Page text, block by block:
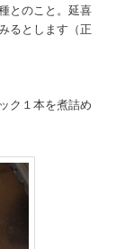
とのこと。延喜
るとします（正
ク１本を煮詰め